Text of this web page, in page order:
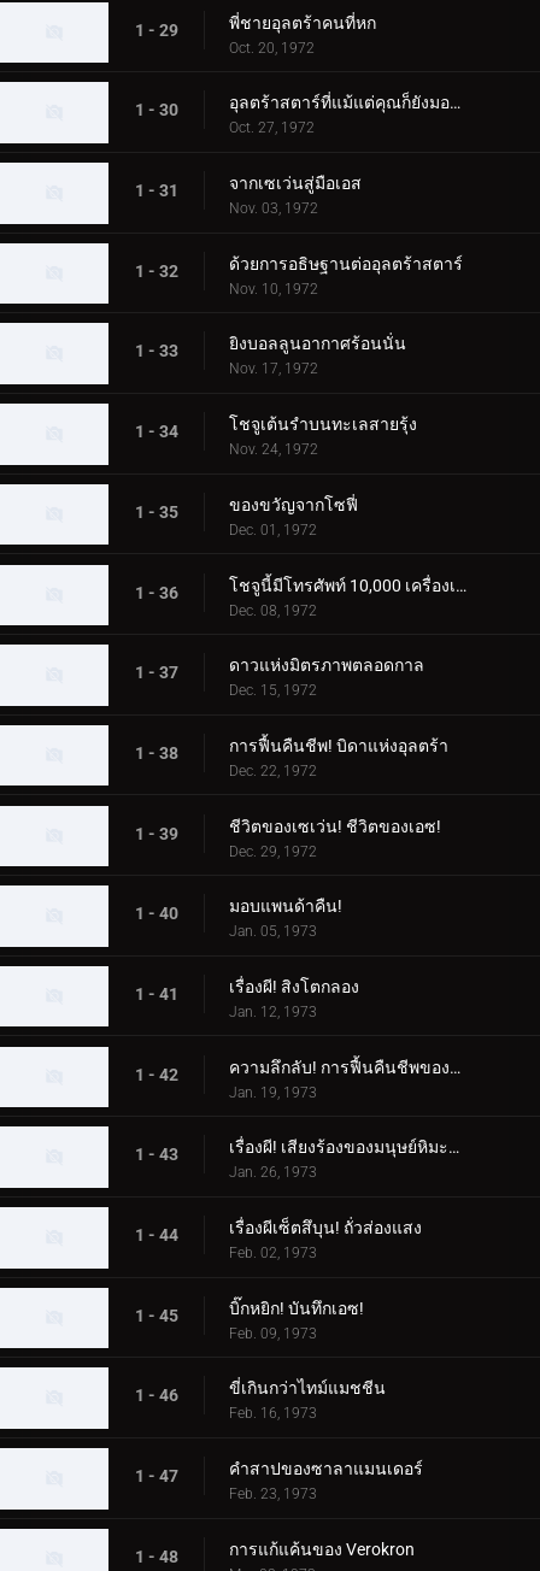
1 - 29 พี่ชายอุลตร้าคนที่หก
Oct. 20, 1972
1 - 30 อุลตร้าสตาร์ที่แม้แต่คุณก็ยังมองเห็น
Oct. 27, 1972
1 - 31 จากเซเว่นสู่มือเอส
Nov. 03, 1972
1 - 32 ด้วยการอธิษฐานต่ออุลตร้าสตาร์
Nov. 10, 1972
1 - 33 ยิงบอลลูนอากาศร้อนนั่น
Nov. 17, 1972
1 - 34 โชจูเต้นรำบนทะเลสายรุ้ง
Nov. 24, 1972
1 - 35 ของขวัญจากโซฟี่
Dec. 01, 1972
1 - 36 โชจูนี้มีโทรศัพท์ 10,000 เครื่องเหรอ?
Dec. 08, 1972
1 - 37 ดาวแห่งมิตรภาพตลอดกาล
Dec. 15, 1972
1 - 38 การฟื้นคืนชีพ! บิดาแห่งอุลตร้า
Dec. 22, 1972
1 - 39 ชีวิตของเซเว่น! ชีวิตของเอซ!
Dec. 29, 1972
1 - 40 มอบแพนด้าคืน!
Jan. 05, 1973
1 - 41 เรื่องผี! สิงโตกลอง
Jan. 12, 1973
1 - 42 ความลึกลับ! การฟื้นคืนชีพของสัตว์ประหลาด Woo
Jan. 19, 1973
1 - 43 เรื่องผี! เสียงร้องของมนุษย์หิมะที่น่ารังเกียจ
Jan. 26, 1973
1 - 44 เรื่องผีเซ็ตสึบุน! ถั่วส่องแสง
Feb. 02, 1973
1 - 45 บิ๊กหยิก! บันทึกเอซ!
Feb. 09, 1973
1 - 46 ขี่เกินกว่าไทม์แมชชีน
Feb. 16, 1973
1 - 47 คำสาปของซาลาแมนเดอร์
Feb. 23, 1973
1 - 48 การแก้แค้นของ Verokron